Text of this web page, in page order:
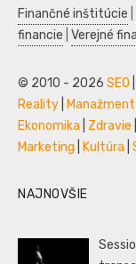
Finančné inštitúcie
financie Verejné
© 2010 - 2026 SEO
Reality
Manažment
Ekonomika
Zdravie
Marketing
Kultúra
NAJNOVŠIE